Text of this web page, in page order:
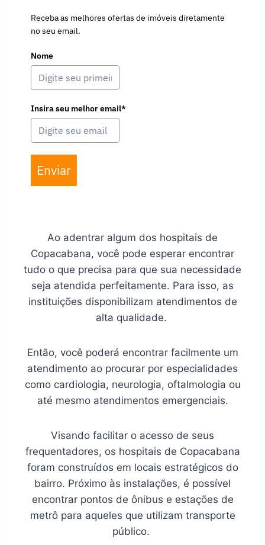
Receba as melhores ofertas de imóveis diretamente
no seu email.
Nome
Insira seu melhor email*
Enviar
Ao adentrar algum dos hospitais de
Copacabana, você pode esperar encontrar
tudo o que precisa para que sua necessidade
seja atendida perfeitamente. Para isso, as
instituições disponibilizam atendimentos de
alta qualidade.
Então, você poderá encontrar facilmente um
atendimento ao procurar por especialidades
como cardiologia, neurologia, oftalmologia ou
até mesmo atendimentos emergenciais.
Visando facilitar o acesso de seus
frequentadores, os hospitais de Copacabana
foram construídos em locais estratégicos do
bairro. Próximo às instalações, é possível
encontrar pontos de ônibus e estações de
metrô para aqueles que utilizam transporte
público.